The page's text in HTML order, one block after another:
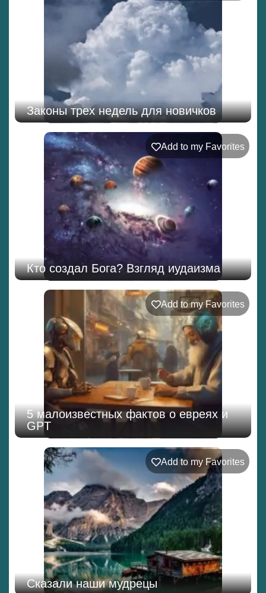
Законы трех недель для новичков
Add to my Favorites
Кто создал Бога? Взгляд иудаизма
Add to my Favorites
5 малоизвестных фактов о евреях и
GPT
Add to my Favorites
Сказали наши мудрецы